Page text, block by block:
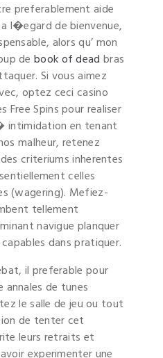
preferablement aide
l�egard de bienvenue,
alors qu’ mon
debook of dead bras
Si vous aimez
optez ceci casino
Spins pour realiser
intimidation en tenant
malheur, retenez
criteriums inherentes
celles
(wagering). Mefiez-
tellement
navigue planquer
dans pratiquer.
il preferable pour
annales de tunes
le salle de jeu ou tout
de tenter cet
leurs retraits et